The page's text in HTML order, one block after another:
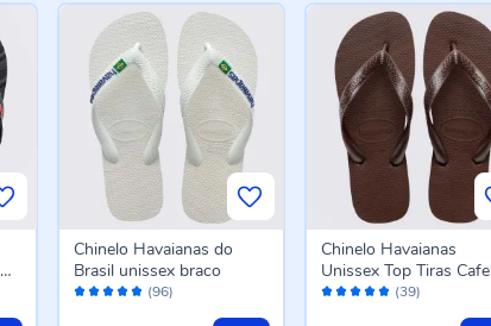
Avaliação: (96)
Chinelo Havaianas do
Brasil unissex braco
Avaliação: (39)
Chinelo Havaianas
Unissex Top Tiras Cafe